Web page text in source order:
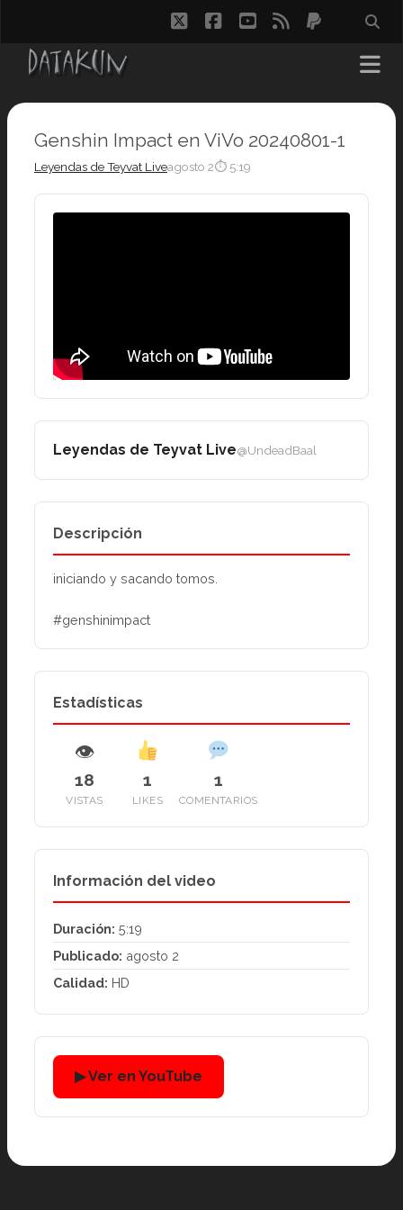
twitterfacebook
youtube
rss paypal
Genshin Impact en ViVo 20240801-1
Leyendas de Teyvat Liveagosto 2⏱ 5:19
Leyendas de Teyvat Live@UndeadBaal
Descripción
iniciando y sacando tomos.
#genshinimpact
Estadísticas
👁
18
VISTAS
1
LIKES
1
COMENTARIOS
Información del video
Duración: 5:19
Publicado: agosto 2
Calidad: HD
▶ Ver en YouTube